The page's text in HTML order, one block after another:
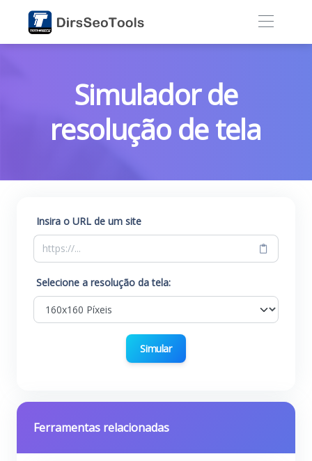
Simulador de
resolução de tela
Insira o URL de um site
Selecione a resolução da tela:
Simular
Ferramentas relacionadas